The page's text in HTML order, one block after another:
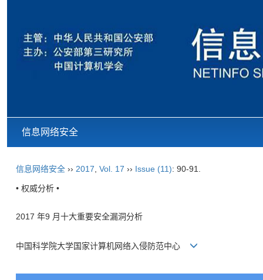
信息网络安全
信息网络安全 ›› 2017 Vol. 17 ›› Issue (11): 90-91.
• 权威分析 •
2017 年9 月十大重要安全漏洞分析
中国科学院大学国家计算机网络入侵防范中心